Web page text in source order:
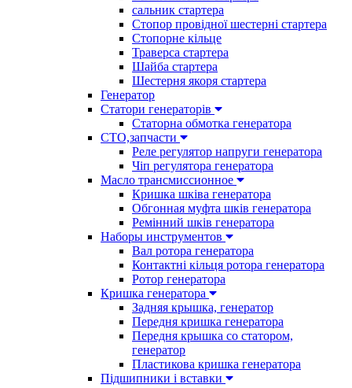
сальник стартера
Стопор провідної шестерні стартера
Стопорне кільце
Траверса стартера
Шайба стартера
Шестерня якоря стартера
Генератор
Cтатори генераторів
Статорна обмотка генератора
СТО,запчасти
Реле регулятор напруги генератора
Чіп регулятора генератора
Масло трансмиссионное
Кришка шківа генератора
Обгонная муфта шків генератора
Ремінний шків генератора
Наборы инструментов
Вал ротора генератора
Контактні кільця ротора генератора
Ротор генератора
Кришка генератора
Задняя крышка, генератор
Передня кришка генератора
Передня крышка со статором,
генератор
Пластикова кришка генератора
Підшипники і вставки